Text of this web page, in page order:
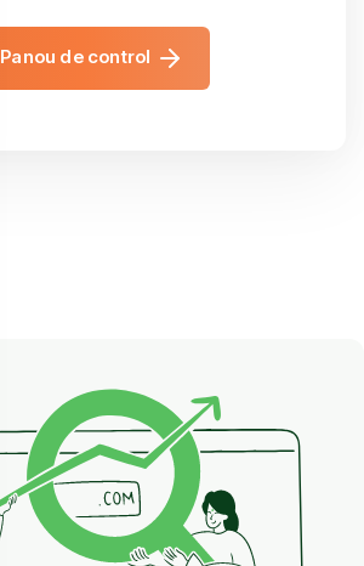
Panou de control